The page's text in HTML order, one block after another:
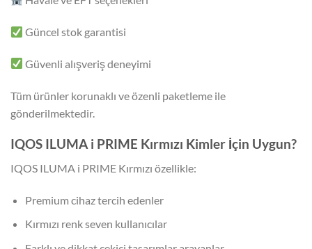
Güncel stok garantisi
Güvenli alışveriş deneyimi
Tüm ürünler korunaklı ve özenli paketleme ile
gönderilmektedir.
IQOS ILUMA i PRIME Kırmızı Kimler İçin Uygun?
IQOS ILUMA i PRIME Kırmızı özellikle:
Premium cihaz tercih edenler
Kırmızı renk seven kullanıcılar